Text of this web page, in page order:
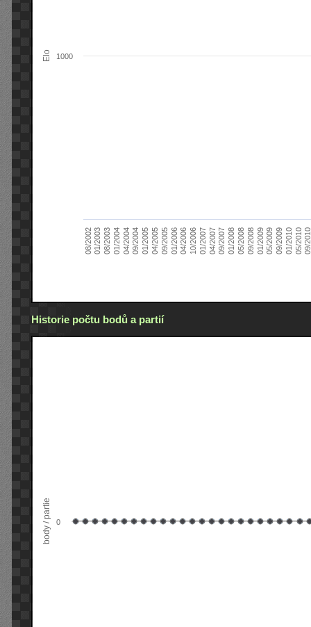
Elo
08/200201/200308/200301/200404/200409/200401/200504/200509/200501/200604/200610/200601/200704/200709/200701/200805/200809/200801/200905/200909/200901/201005/201009/
1000
Historie počtu bodů a partií
body / partie 0